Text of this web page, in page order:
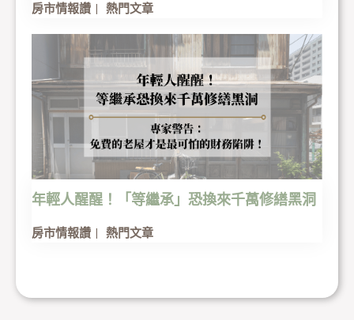
房市情報讚 熱門文章
年輕人醒醒！「等繼承」恐換來千萬修繕黑洞
房市情報讚 熱門文章